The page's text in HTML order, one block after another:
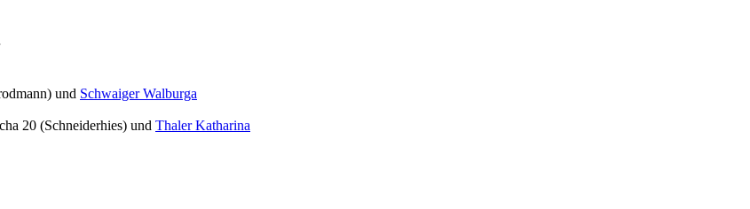
und Schwaiger Walburga
20 (Schneiderhies) und Thaler Katharina